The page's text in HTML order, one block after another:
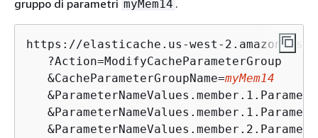
gruppo di parametri myMem14 .
https://elasticache.us-west-
   ?Action=ModifyCacheParameterGroup
   &CacheParameterGroupName=
myMem14